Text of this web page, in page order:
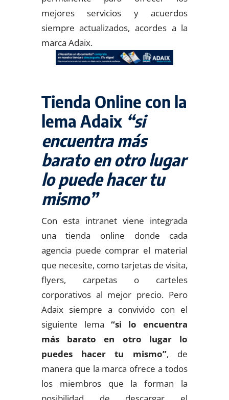
mejores servicios y acuerdos
siempre actualizados, acordes a la
marca Adaix.
Tienda Online con la
lema Adaix“si
encuentra más
barato en otro lugar
lo puede hacer tu
mismo”
Con esta intranet viene integrada
una tienda online donde cada
agencia puede comprar el material
que necesite, como tarjetas de visita,
flyers, carpetas o carteles
corporativos al mejor precio. Pero
Adaix siempre a convivido con el
siguiente lema “si lo encuentra
más barato en otro lugar lo
puedes hacer tu mismo”, de
manera que la marca ofrece a todos
los miembros que la forman la